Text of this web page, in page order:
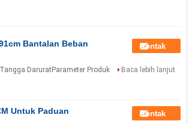
Bantalan Beban
Kontak
DaruratParameter Produk
Baca lebih lanjut
Untuk Paduan
Kontak